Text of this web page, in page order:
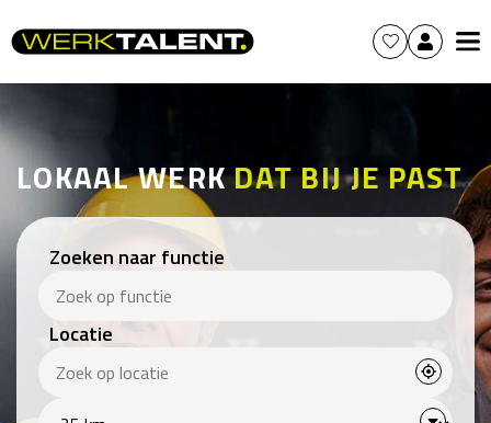
LOKAAL WERKDAT BIJ JE PAST
Zoeken naar functie
Locatie